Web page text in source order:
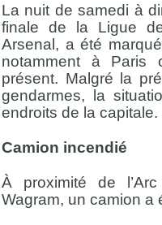
La nuit de samedi à
finale de la Ligue
Arsenal, a été
notamment à Paris
présent. Malgré la
gendarmes, la
endroits de la capitale.
Camion incendié
À proximité de
Wagram, un camion a